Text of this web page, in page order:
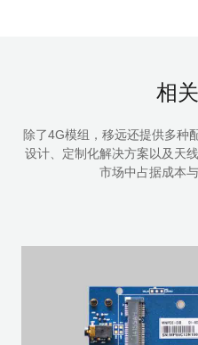
相
除了4G模组，移远还提供多种配套
设计、定制化解决方案以及
市场中占据成本